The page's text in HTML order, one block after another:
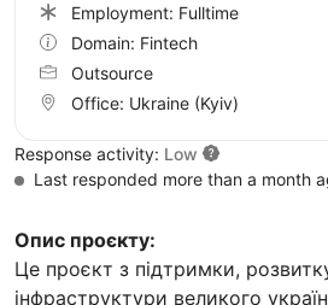
Опис проєкту:
Це проєкт з підтримки,
інфраструктури великого
Employment: Fulltime
Domain: Fintech
Outsource
Office: Ukraine (Kyiv)
Response activity: Low
Last responded more than a month